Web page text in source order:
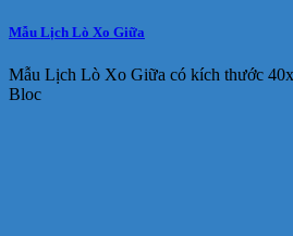
Mẫu Lịch Lò Xo Giữa
Mẫu Lịch Lò Xo Giữa có kích thước
Bloc